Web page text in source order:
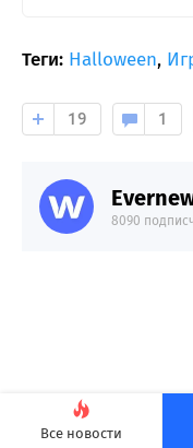
Все новости
Теги: Halloween,
19 1
8090